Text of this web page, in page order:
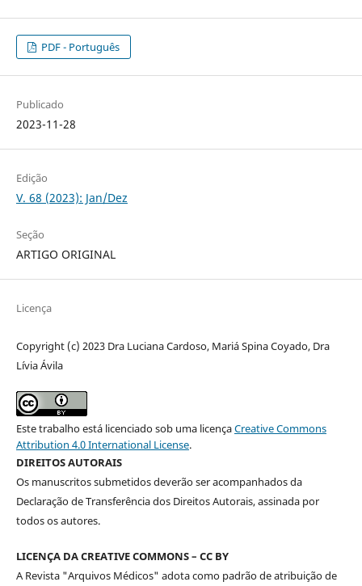
PDF - Português
Publicado
2023-11-28
Edição
V. 68 (2023): Jan/Dez
Seção
ARTIGO ORIGINAL
Licença
Copyright (c) 2023 Dra Luciana Cardoso, Mariá Spina Coyado, Dra
Lívia Ávila
Este trabalho está licenciado sob uma licençaCreative Commons
Attribution 4.0 International License.
DIREITOS AUTORAIS
Os manuscritos submetidos deverão ser acompanhados da
Declaração de Transferência dos Direitos Autorais, assinada por
todos os autores.
LICENÇA DA CREATIVE COMMONS – CC BY
A Revista "Arquivos Médicos" adota como padrão de atribuição de